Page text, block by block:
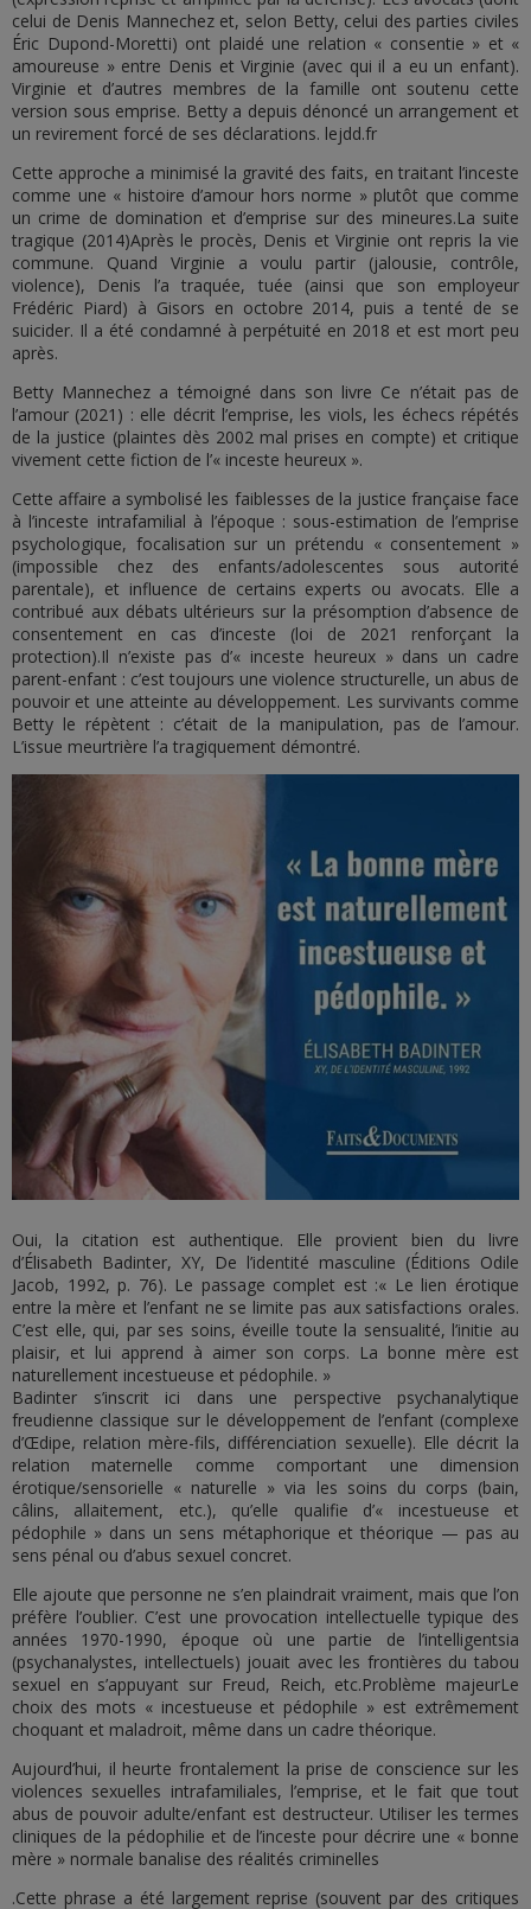
celui de Denis Mannechez et, selon Betty, celui des parties civiles
Éric Dupond-Moretti) ont plaidé une relation « consentie » et «
amoureuse » entre Denis et Virginie (avec qui il a eu un enfant).
Virginie et d’autres membres de la famille ont soutenu cette
version sous emprise. Betty a depuis dénoncé un arrangement et
un revirement forcé de ses déclarations. lejdd.fr
Cette approche a minimisé la gravité des faits, en traitant l’inceste
comme une « histoire d’amour hors norme » plutôt que comme
un crime de domination et d’emprise sur des mineures.La suite
tragique (2014)Après le procès, Denis et Virginie ont repris la vie
commune. Quand Virginie a voulu partir (jalousie, contrôle,
violence), Denis l’a traquée, tuée (ainsi que son employeur
Frédéric Piard) à Gisors en octobre 2014, puis a tenté de se
suicider. Il a été condamné à perpétuité en 2018 et est mort peu
après.
Betty Mannechez a témoigné dans son livre Ce n’était pas de
l’amour (2021) : elle décrit l’emprise, les viols, les échecs répétés
de la justice (plaintes dès 2002 mal prises en compte) et critique
vivement cette fiction de l’« inceste heureux ».
Cette affaire a symbolisé les faiblesses de la justice française face
à l’inceste intrafamilial à l’époque : sous-estimation de l’emprise
psychologique, focalisation sur un prétendu « consentement »
(impossible chez des enfants/adolescentes sous autorité
parentale), et influence de certains experts ou avocats. Elle a
contribué aux débats ultérieurs sur la présomption d’absence de
consentement en cas d’inceste (loi de 2021 renforçant la
protection).Il n’existe pas d’« inceste heureux » dans un cadre
parent-enfant : c’est toujours une violence structurelle, un abus de
pouvoir et une atteinte au développement. Les survivants comme
Betty le répètent : c’était de la manipulation, pas de l’amour.
L’issue meurtrière l’a tragiquement démontré.
Oui, la citation est authentique. Elle provient bien du livre
d’Élisabeth Badinter, XY, De l’identité masculine (Éditions Odile
Jacob, 1992, p. 76). Le passage complet est :« Le lien érotique
entre la mère et l’enfant ne se limite pas aux satisfactions orales.
C’est elle, qui, par ses soins, éveille toute la sensualité, l’initie au
plaisir, et lui apprend à aimer son corps. La bonne mère est
naturellement incestueuse et pédophile. »
Badinter s’inscrit ici dans une perspective psychanalytique
freudienne classique sur le développement de l’enfant (complexe
d’Œdipe, relation mère-fils, différenciation sexuelle). Elle décrit la
relation maternelle comme comportant une dimension
érotique/sensorielle « naturelle » via les soins du corps (bain,
câlins, allaitement, etc.), qu’elle qualifie d’« incestueuse et
pédophile » dans un sens métaphorique et théorique — pas au
sens pénal ou d’abus sexuel concret.
Elle ajoute que personne ne s’en plaindrait vraiment, mais que l’on
préfère l’oublier. C’est une provocation intellectuelle typique des
années 1970-1990, époque où une partie de l’intelligentsia
(psychanalystes, intellectuels) jouait avec les frontières du tabou
sexuel en s’appuyant sur Freud, Reich, etc.Problème majeurLe
choix des mots « incestueuse et pédophile » est extrêmement
choquant et maladroit, même dans un cadre théorique.
Aujourd’hui, il heurte frontalement la prise de conscience sur les
violences sexuelles intrafamiliales, l’emprise, et le fait que tout
abus de pouvoir adulte/enfant est destructeur. Utiliser les termes
cliniques de la pédophilie et de l’inceste pour décrire une « bonne
mère » normale banalise des réalités criminelles
.Cette phrase a été largement reprise (souvent par des critiques